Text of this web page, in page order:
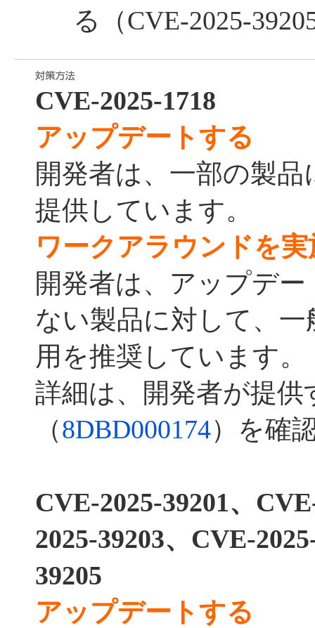
る（CVE-2025-
CVE-2025-1718
アップデートする
開発者は、一部の製
提供しています。
ワークアラウンドを
開発者は、アップデ
ない製品に対して、
用を推奨しています。
詳細は、開発者が提供
（8DBD000174）を確
CVE-2025-39201、
2025-39203、CVE-
39205
アップデートする